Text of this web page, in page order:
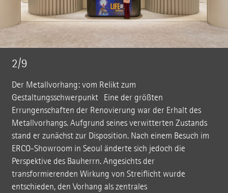
2/9
Der Metallvorhang: vom Relikt zum
Gestaltungsschwerpunkt Eine der größten
Errungenschaften der Renovierung war der Erhalt des
Metallvorhangs. Aufgrund seines verwitterten Zustands
stand er zunächst zur Disposition. Nach einem Besuch im
ERCO-Showroom in Seoul änderte sich jedoch die
Perspektive des Bauherrn. Angesichts der
transformierenden Wirkung von Streiflicht wurde
entschieden, den Vorhang als zentrales